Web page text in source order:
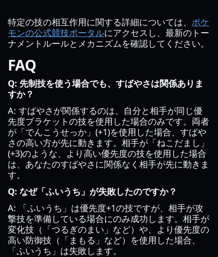
特定の技の相互作用に関する詳細については、 ポケ
モンの公式競技ポータルにアクセスし、最新のトー
ナメントルールとメカニズムを確認してください。
FAQ
Q: 先制技を使う場合でも、すばやさは関係ありま
すか？
A: すばやさが関係するのは、自分と相手が同じ優
先度ブラケットの技を使用した場合のみです。両者
が「でんこうせっか」(+1)を使用した場合、すばや
さの高い方が先に動きます。相手が「ねこだまし」
(+3)のような、より高い優先度の技を使用した場合
は、あなたのすばやさに関係なく相手が先に動きま
す。
Q: なぜ「ふいうち」が失敗したのですか？
A: 「ふいうち」は優先度+1の技ですが、相手が攻
撃技を準備している場合にのみ成功します。相手が
変化技（「つるぎのまい」など）や、より優先度の
高い防御技（「まもる」など）を使用した場合、
「ふいうち」は失敗します。